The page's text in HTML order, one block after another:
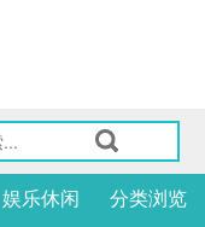
娱乐休闲
分类浏览